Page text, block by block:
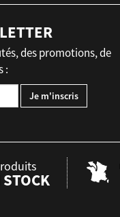
des promotions, de
: